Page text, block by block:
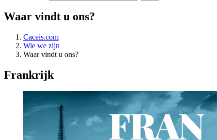
Waar vindt u ons?
Caceis.com
Wie we zijn
Waar vindt u ons?
Frankrijk